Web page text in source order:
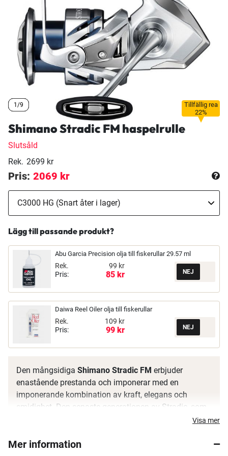
Tillfällig rea
22%
1/9
1/9
1/9
Shimano Stradic FM haspelrulle
Slutsåld
Rek. 2699 kr
Pris: 2069 kr
Lägg till passande produkt?
Abu Garcia Precision olja till fiskerullar 29.57 ml
Rek.
99 kr
Pris:
85 kr
Daiwa Reel Oiler olja till fiskerullar
Rek.
109 kr
Pris:
99 kr
Den mångsidiga Shimano Stradic FM erbjuder
enastående prestanda och imponerar med en
imponerande kombination av kraft, elegans och
smidighet. Den senaste generationen av Stradic, som
kan se tillbaka på en långvarig arv och ett felfritt rykte,
handling.
Visa mer
Mer information